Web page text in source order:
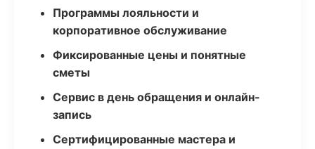
Программы лояльности и
корпоративное обслуживание
Фиксированные цены и понятные
сметы
Сервис в день обращения и онлайн-
запись
Сертифицированные мастера и